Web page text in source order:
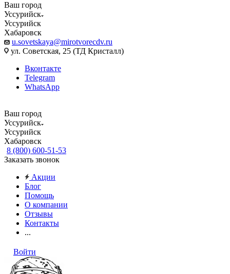
Ваш город
Уссурийск
Уссурийск
Хабаровск
u.sovetskaya@mirotvorecdv.ru
ул. Советская, 25 (ТД Кристалл)
Вконтакте
Telegram
WhatsApp
Ваш город
Уссурийск
Уссурийск
Хабаровск
8 (800) 600-51-53
Заказать звонок
Акции
Блог
Помощь
О компании
Отзывы
Контакты
...
Войти